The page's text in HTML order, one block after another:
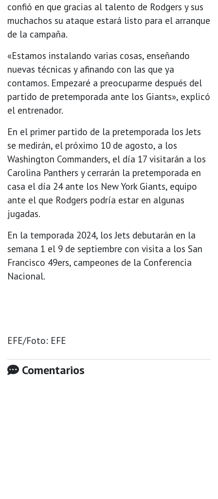
confió en que gracias al talento de Rodgers y sus
muchachos su ataque estará listo para el arranque
de la campaña.
«Estamos instalando varias cosas, enseñando
nuevas técnicas y afinando con las que ya
contamos. Empezaré a preocuparme después del
partido de pretemporada ante los Giants», explicó
el entrenador.
En el primer partido de la pretemporada los Jets
se medirán, el próximo 10 de agosto, a los
Washington Commanders, el día 17 visitarán a los
Carolina Panthers y cerrarán la pretemporada en
casa el día 24 ante los New York Giants, equipo
ante el que Rodgers podría estar en algunas
jugadas.
En la temporada 2024, los Jets debutarán en la
semana 1 el 9 de septiembre con visita a los San
Francisco 49ers, campeones de la Conferencia
Nacional.
EFE/Foto: EFE
Comentarios